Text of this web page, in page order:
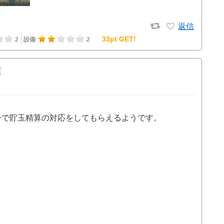
返信
2 設備 2 33pt GET!
貯玉精算の対応をしてもらえるようです。